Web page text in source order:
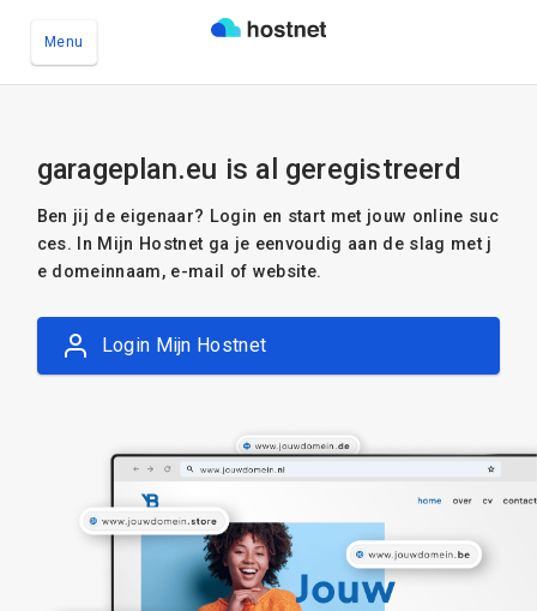
Menu
garageplan.eu is al geregistreerd
Ben jij de eigenaar? Login en start met jouw online suc
ces. In Mijn Hostnet ga je eenvoudig aan de slag met j
e domeinnaam, e-mail of website.
Login Mijn Hostnet